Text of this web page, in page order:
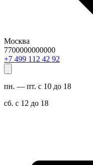
Москва
7700000000000
29 24 211 994 7+
пн. — пт. с 10 до 18
сб. с 12 до 18